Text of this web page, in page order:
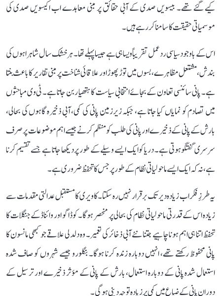
کیے گئے تھے۔ بیسویں صدی کے آبی حقائق پر مبنی معاہدے اب اکیسویں صدی کی
موسمیاتی حقیقت کا سامنا کر رہے ہیں۔
اس کے باوجود سیاسی ردعمل تقریباً ویسا ہی ہے جیسا پہلے تھا۔ ہر خشک سال شاہراہوں کی
بندش، مشتعل مظاہرے، بسوں میں توڑ پھوڑ اور علاقائی شناخت پر مبنی تقاریر کا باعث بنتا
ہے۔ پانی سائنسی تعاون کے بجائے انتخابی سیاست کا ہتھیار بن جاتا ہے۔ ٹی وی مباحثوں
میں تصادم کو نمایاں کیا جاتا ہے، جبکہ زیرزمین پانی کی کمی، آبی ذخیرہ گاہوں کی بحالی،
بارش کے پانی کے ذخیرے اور پانی کی طلب کو منظم کرنے جیسے اہم موضوعات پر صرف
سرسری گفتگو ہوتی ہے۔ دریا کو ایک ایسے وسیلے کے طور پر دیکھا جاتا ہے جسے تقسیم کرنا
ہے، نہ کہ ایک ایسے ماحولیاتی نظام کے طور پر جس کا تحفظ ضروری ہے۔
یہ طرزِ فکر اب زیادہ دیر تک برقرار نہیں رہ سکتا۔ کاویری کا مستقبل عدالتی مقدمات سے
زیادہ اس کے قدرتی ماحولیاتی نظام کی بحالی پر منحصر ہوگا۔ کوڈاگو اور وائناڈ کے جنگلات کا
تحفظ اتنا ہی اہم ہونا چاہیے جتنا نئے آبی ذخائر کی تعمیر۔ وہ دلدلی علاقے جو کبھی مانسون کا
پانی محفوظ رکھتے تھے، انہیں دوبارہ زندہ کرنا ہوگا۔ بنگلورو جیسے شہروں کو صاف شدہ
استعمال شدہ پانی کے دوبارہ استعمال، بارش کے پانی کے مؤثر ذخیرے اور ترسیل کے
دوران پانی کے ضیاع میں کمی پر زیادہ توجہ دینی ہوگی۔